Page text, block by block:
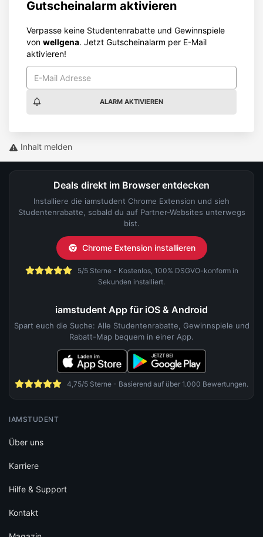
Gutscheinalarm aktivieren
Verpasse keine Studentenrabatte und Gewinnspiele
von wellgena. Jetzt Gutscheinalarm per E-Mail
aktivieren!
ALARM AKTIVIEREN
Inhalt melden
Deals direkt im Browser entdecken
Installiere die iamstudent Chrome Extension und sieh
Studentenrabatte, sobald du auf Partner-Websites unterwegs
bist.
Chrome Extension installieren
5/5 Sterne - Kostenlos, 100% DSGVO-konform in
Sekunden installiert.
iamstudent App für iOS & Android
Spart euch die Suche: Alle Studentenrabatte, Gewinnspiele und
Rabatt-Map bequem in einer App.
4,75/5 Sterne - Basierend auf über 1.000 Bewertungen.
IAMSTUDENT
Über uns
Karriere
Hilfe & Support
Kontakt